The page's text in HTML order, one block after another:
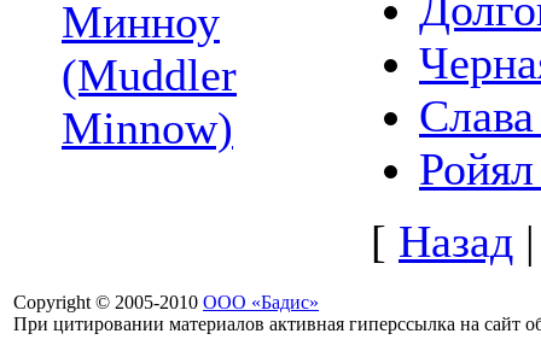
Минноу
(Muddler
Minnow)
[ Назад
Copyright © 2005-2010 ООО «Бадис»
При цитировании материалов активная гиперссылка на сайт